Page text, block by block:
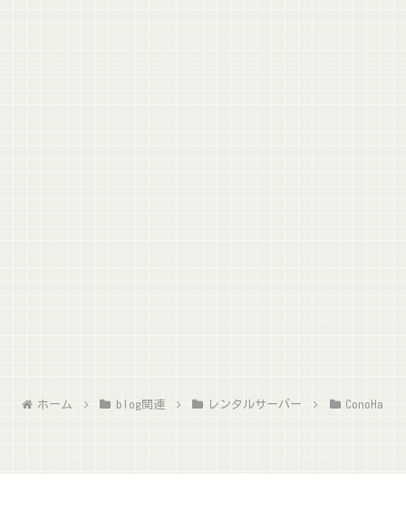
ホーム blog関連 レンタルサーバー ConoHa